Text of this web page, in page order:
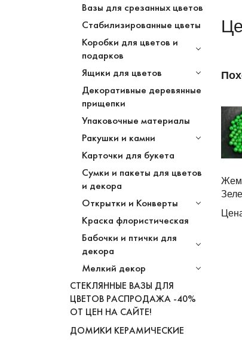
Вазы для срезанных цветов
Стабилизированные цветы
Коробки для цветов и
подарков
Ящики для цветов
Декоративные деревянные
прищепки
Упаковочные материалы
Ракушки и камни
Карточки для букета
Сумки и пакеты для цветов
и декора
Открытки и Конверты
Краска флористическая
Бабочки и птички для
декора
Мелкий декор
СТЕКЛЯННЫЕ ВАЗЫ ДЛЯ
ЦВЕТОВ РАСПРОДАЖА -40%
ОТ ЦЕН НА САЙТЕ!
ДОМИКИ КЕРАМИЧЕСКИЕ